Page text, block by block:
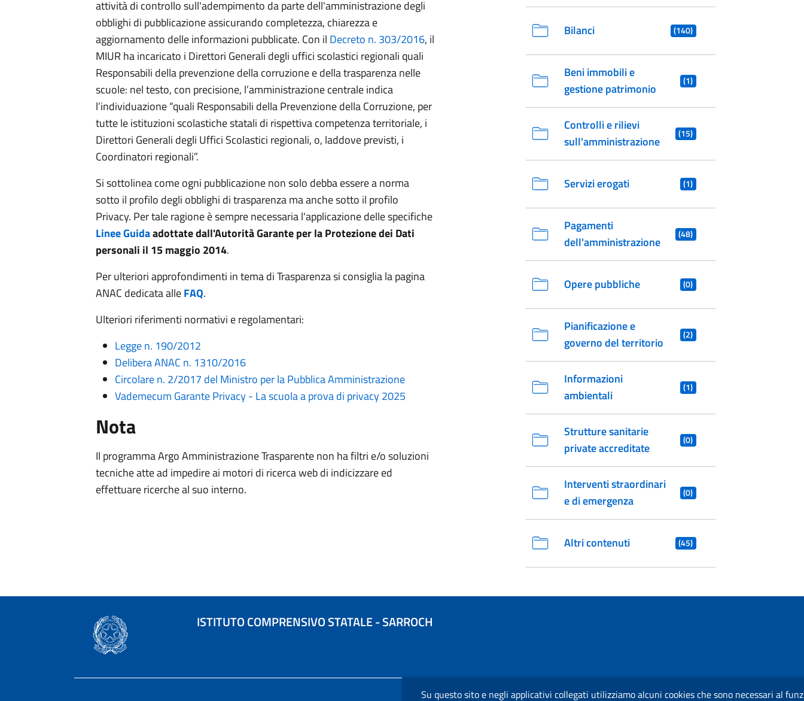
attività di controllo sull'adempimento da parte dell'amministrazione degli
obblighi di pubblicazione assicurando completezza, chiarezza e
aggiornamento delle informazioni pubblicate. Con il Decreto n. 303/2016, il
MIUR ha incaricato i Direttori Generali degli uffici scolastici regionali quali
Responsabili della prevenzione della corruzione e della trasparenza nelle
scuole: nel testo, con precisione, l’amministrazione centrale indica
l’individuazione “quali Responsabili della Prevenzione della Corruzione, per
tutte le istituzioni scolastiche statali di rispettiva competenza territoriale, i
Direttori Generali degli Uffici Scolastici regionali, o, laddove previsti, i
Coordinatori regionali”.
Si sottolinea come ogni pubblicazione non solo debba essere a norma
sotto il profilo degli obblighi di trasparenza ma anche sotto il profilo
Privacy. Per tale ragione è sempre necessaria l'applicazione delle specifiche
Linee Guidaadottate dall'Autorità Garante per la Protezione dei Dati
personali il 15 maggio 2014.
Per ulteriori approfondimenti in tema di Trasparenza si consiglia la pagina
ANAC dedicata alleFAQ.
Ulteriori riferimenti normativi e regolamentari:
Legge n. 190/2012
Delibera ANAC n. 1310/2016
Circolare n. 2/2017 del Ministro per la Pubblica Amministrazione
Vademecum Garante Privacy - La scuola a prova di privacy 2025
Nota
Il programma Argo Amministrazione Trasparente non ha filtri e/o soluzioni
tecniche atte ad impedire ai motori di ricerca web di indicizzare ed
effettuare ricerche al suo interno.
Bilanci (140)
Beni immobili e
gestione patrimonio
(1)
Controlli e rilievi
sull'amministrazione
(15)
Servizi erogati (1)
Pagamenti
dell'amministrazione
(48)
Opere pubbliche (0)
Pianificazione e
governo del territorio
(2)
Informazioni
ambientali
(1)
Strutture sanitarie
private accreditate
(0)
Interventi straordinari
e di emergenza
(0)
Altri contenuti (45)
ISTITUTO COMPRENSIVO STATALE - SARROCH